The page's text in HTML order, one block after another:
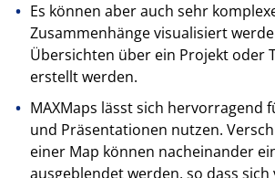
Es können aber auch sehr
Zusammenhänge visualisiert
Übersichten über ein Projekt oder
erstellt werden.
MAXMaps lässt sich hervorragend
und Präsentationen nutzen.
einer Map können nacheinander
ausgeblendet werden, so dass sich